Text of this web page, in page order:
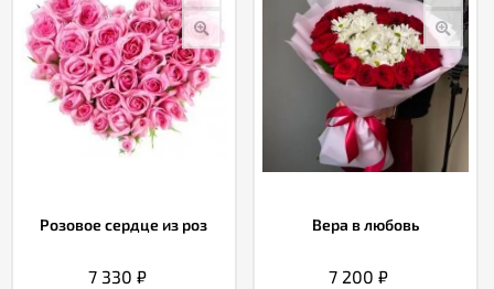
Розовое сердце из роз
7 330 ₽
Вера в любовь
7 200₽